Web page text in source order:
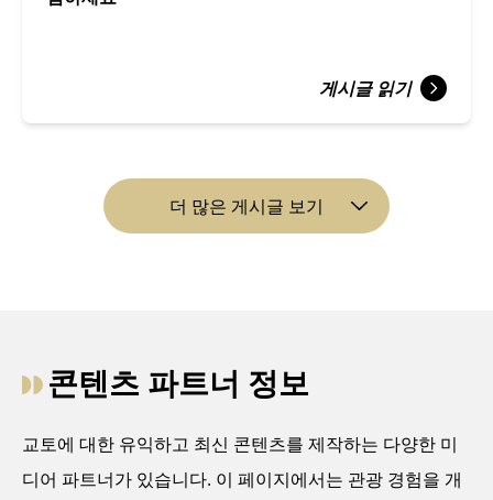
게시글 읽기
더 많은 게시글 보기
콘텐츠 파트너 정보
교토에 대한 유익하고 최신 콘텐츠를 제작하는 다양한 미
디어 파트너가 있습니다. 이 페이지에서는 관광 경험을 개